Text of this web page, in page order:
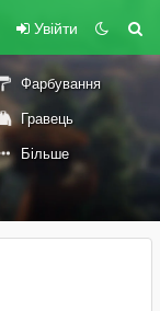
Увійти
Фарбування
Гравець
Більше